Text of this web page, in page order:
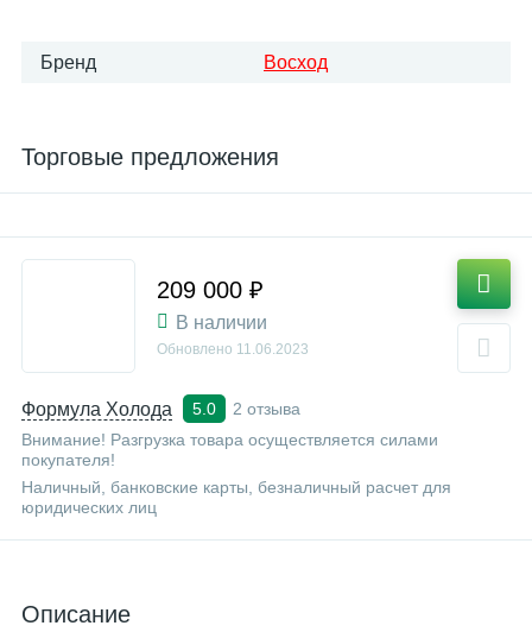
Бренд Восход
Торговые предложения
Формула Холода 5.0
2 отзыва
Внимание! Разгрузка товара осуществляется силами
покупателя!
Наличный, банковские карты, безналичный расчет для
юридических лиц
209 000 ₽
В наличии
Обновлено 11.06.2023
Описание